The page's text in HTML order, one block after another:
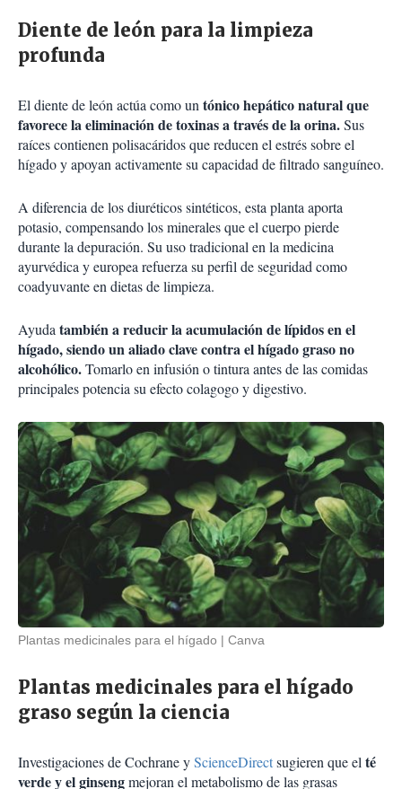
Diente de león para la limpieza
profunda
El diente de león actúa como untónico hepático natural que
favorece la eliminación de toxinas a través de la orina.Sus
raíces contienen polisacáridos que reducen el estrés sobre el
hígado y apoyan activamente su capacidad de filtrado sanguíneo.
A diferencia de los diuréticos sintéticos, esta planta aporta
potasio, compensando los minerales que el cuerpo pierde
durante la depuración. Su uso tradicional en la medicina
ayurvédica y europea refuerza su perfil de seguridad como
coadyuvante en dietas de limpieza.
Ayudatambién a reducir la acumulación de lípidos en el
hígado, siendo un aliado clave contra el hígado graso no
alcohólico.Tomarlo en infusión o tintura antes de las comidas
principales potencia su efecto colagogo y digestivo.
Plantas medicinales para el hígado Canva
Plantas medicinales para el hígado
graso según la ciencia
Investigaciones de Cochrane yScienceDirectsugieren que elté
verde y el ginsengmejoran el metabolismo de las grasas